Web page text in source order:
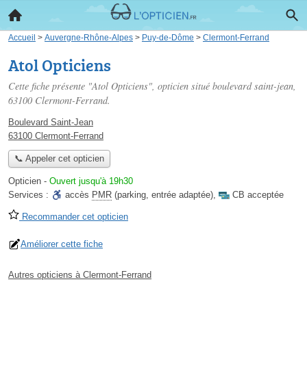
Accueil > Auvergne-Rhône-Alpes > Puy-de-Dôme > Clermont-Ferrand
Atol Opticiens
Cette fiche présente "Atol Opticiens", opticien situé boulevard saint-jean,
63100 Clermont-Ferrand.
Boulevard Saint-Jean
63100 Clermont-Ferrand
📞 Appeler cet opticien
Opticien - Ouvert jusqu'à 19h30
Services :
accès PMR (parking, entrée adaptée), CB acceptée
Recommander cet opticien
Améliorer cette fiche
Autres opticiens à Clermont-Ferrand